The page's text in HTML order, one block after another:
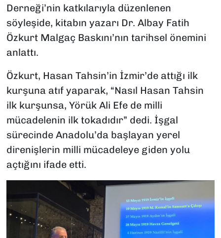
Derneği’nin katkılarıyla düzenlenen
söyleşide, kitabın yazarı Dr. Albay Fatih
Özkurt Malgaç Baskını’nın tarihsel önemini
anlattı.
Özkurt, Hasan Tahsin’in İzmir’de attığı ilk
kurşuna atıf yaparak, “Nasıl Hasan Tahsin
ilk kurşunsa, Yörük Ali Efe de milli
mücadelenin ilk tokadıdır” dedi. İşgal
sürecinde Anadolu’da başlayan yerel
direnişlerin milli mücadeleye giden yolu
açtığını ifade etti.